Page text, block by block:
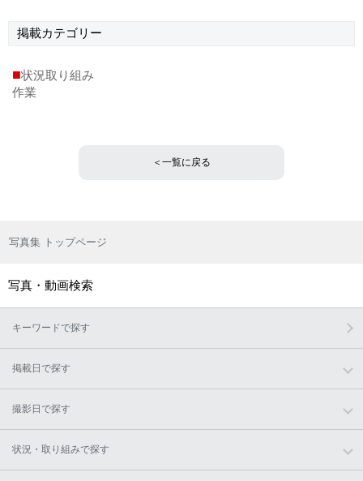
掲載カテゴリー
■状況取り組み
作業
＜一覧に戻る
写真集 トップページ
写真・動画検索
キーワードで探す
掲載日で探す
撮影日で探す
状況・取り組みで探す